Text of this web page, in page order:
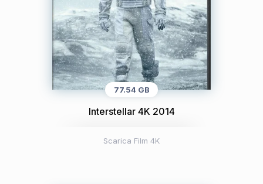
77.54 GB
Interstellar 4K 2014
Scarica Film 4K